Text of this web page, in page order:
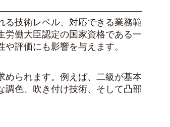
る技術レベル、対応できる業務範
労働大臣認定の国家資格である一
評価にも影響を与えます。
められます。例えば、二級が基本
調色、吹き付け技術、そして凸部